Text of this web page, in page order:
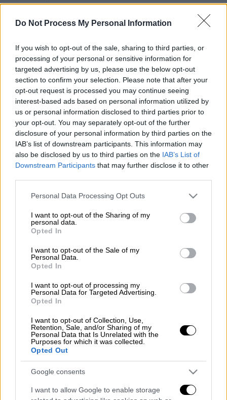
Do Not Process My Personal Information
If you wish to opt-out of the sale, sharing to third parties, or
processing of your personal or sensitive information for
targeted advertising by us, please use the below opt-out
section to confirm your selection. Please note that after your
opt-out request is processed you may continue seeing
interest-based ads based on personal information utilized by
us or personal information disclosed to third parties prior to
your opt-out. You may separately opt-out of the further
disclosure of your personal information by third parties on the
IAB’s list of downstream participants. This information may
also be disclosed by us to third parties on the IAB’s List of
Downstream Participants that may further disclose it to other
Please note that this website/app uses one or more Google
not limited to your visit or usage behaviour. You may click to
grant or deny consent to Google and its third-party tags to
use your data for below specified purposes in below Google
consent section.
Personal Data Processing Opt Outs
I want to opt-out of the Sharing of my
personal data.
Opted In
I want to opt-out of the Sale of my
Personal Data.
Opted In
I want to opt-out of processing my
Personal Data for Targeted Advertising.
Opted In
I want to opt-out of Collection, Use,
Retention, Sale, and/or Sharing of my
Personal Data that Is Unrelated with the
Purposes for which it was collected.
Opted Out
Google consents
I want to allow Google to enable storage
Βαγγέλης Μάντζαρης (Intime)
Τετάρτης αποτελεί παρελθόν από τον
Ολυμπιακό καθώς θα συνεχίσει την καριέρα
του στην Ούνιξ Καζάν του Δημήτρη Πρίφτη.
Ο Ντέιβιντ Μπλατ δεν τον υπολόγιζε με
αποτέλεσμα ο Έλληνας γκαρντ να ανοίξει
νέο κεφάλαιο στην καριέρα του.
Συμφωνήσαμε με τον Μάντζαρη
ο Yevgeny Bogachev, τονίζοντας πως «
κόουτς τον ήθελε πολύ στην ομάδα τη νέα
σεζόν». Αυτό ανέφερε σε δηλώσεις του ο
πρόεδρος της Ρωσικής ομάδας.